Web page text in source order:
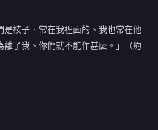
枝子．常在我裡面的、我也常在他
了我、你們就不能作甚麼。」（約